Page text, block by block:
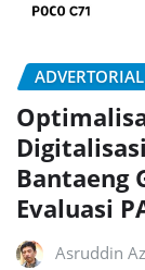
ADVERTORIAL
Bantaeng
Evaluasi
Asruddin